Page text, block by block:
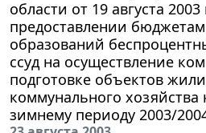
области от 19 августа
предоставлении
образований
ссуд на осуществление
подготовке объектов
коммунального хозяйства
зимнему периоду 2003/